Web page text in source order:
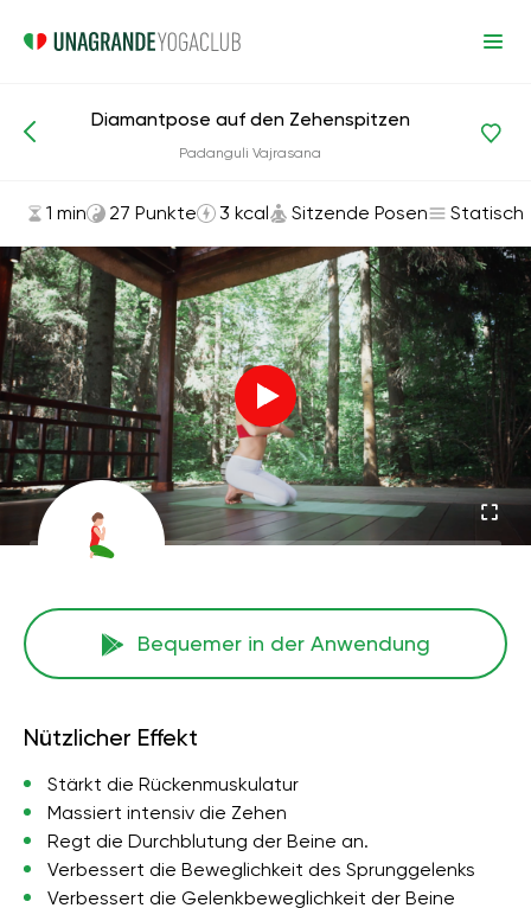
Asanas und Übungen Sitzende Posen
Diamantpose auf den Zehenspitzen
Padanguli Vajrasana
1 min 27 Punkte 3 kcal Sitzende Posen Statisch
Bequemer in der Anwendung
Nützlicher Effekt
Stärkt die Rückenmuskulatur
Massiert intensiv die Zehen
Regt die Durchblutung der Beine an.
Verbessert die Beweglichkeit des Sprunggelenks
Verbessert die Gelenkbeweglichkeit der Beine